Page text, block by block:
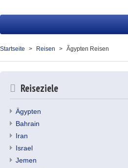
Service
Kontakt
Startseite Reisen Ãgypten Reisen
Reiseziele
Ägypten
Bahrain
Iran
Israel
Jemen